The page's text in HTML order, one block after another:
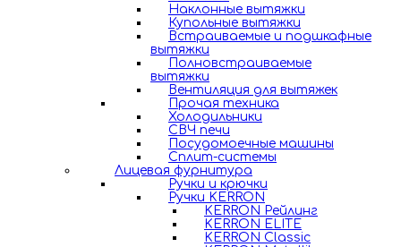
Наклонные вытяжки
Купольные вытяжки
Встраиваемые и подшкафные
вытяжки
Полновстраиваемые
вытяжки
Вентиляция для вытяжек
Прочая техника
Холодильники
СВЧ печи
Посудомоечные машины
Сплит-системы
Лицевая фурнитура
Ручки и крючки
Ручки KERRON
KERRON Рейлинг
KERRON ELITE
KERRON Classic